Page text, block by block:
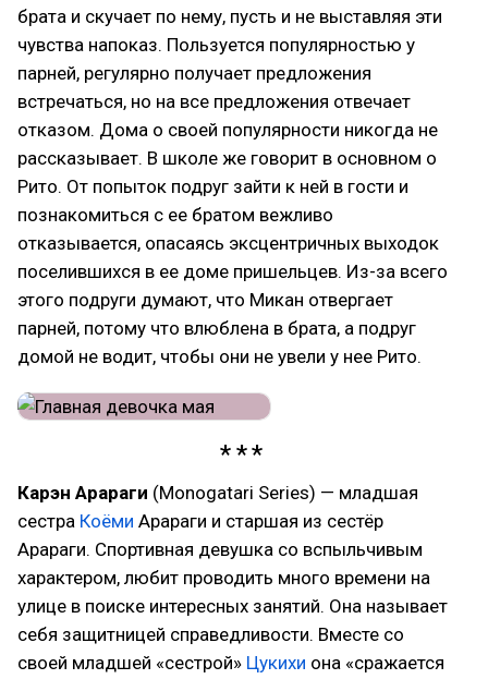
брата и скучает по нему, пусть и не выставляя эти
чувства напоказ. Пользуется популярностью у
парней, регулярно получает предложения
встречаться, но на все предложения отвечает
отказом. Дома о своей популярности никогда не
рассказывает. В школе же говорит в основном о
Рито. От попыток подруг зайти к ней в гости и
познакомиться с ее братом вежливо
отказывается, опасаясь эксцентричных выходок
поселившихся в ее доме пришельцев. Из-за всего
этого подруги думают, что Микан отвергает
парней, потому что влюблена в брата, а подруг
домой не водит, чтобы они не увели у нее Рито.
Карэн Арараги (Monogatari Series) — младшая
сестра Коёми Арараги и старшая из сестёр
Арараги. Спортивная девушка со вспыльчивым
характером, любит проводить много времени на
улице в поиске интересных занятий. Она называет
себя защитницей справедливости. Вместе со
своей младшей «сестрой» Цукихи она «сражается